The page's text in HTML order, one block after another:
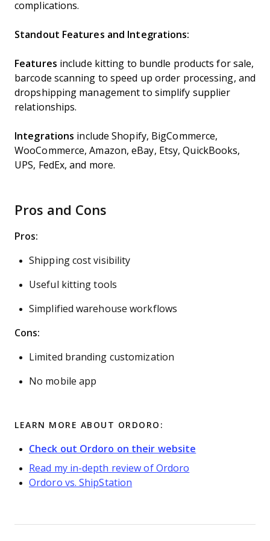
complications.
Standout Features and Integrations:
Features include kitting to bundle products for sale,
barcode scanning to speed up order processing, and
dropshipping management to simplify supplier
relationships.
Integrations include Shopify, BigCommerce,
WooCommerce, Amazon, eBay, Etsy, QuickBooks,
UPS, FedEx, and more.
Pros and Cons
Pros:
Shipping cost visibility
Useful kitting tools
Simplified warehouse workflows
Cons:
Limited branding customization
No mobile app
LEARN MORE ABOUT ORDORO:
Check out Ordoro on their website
Read my in-depth review of Ordoro
Ordoro vs. ShipStation